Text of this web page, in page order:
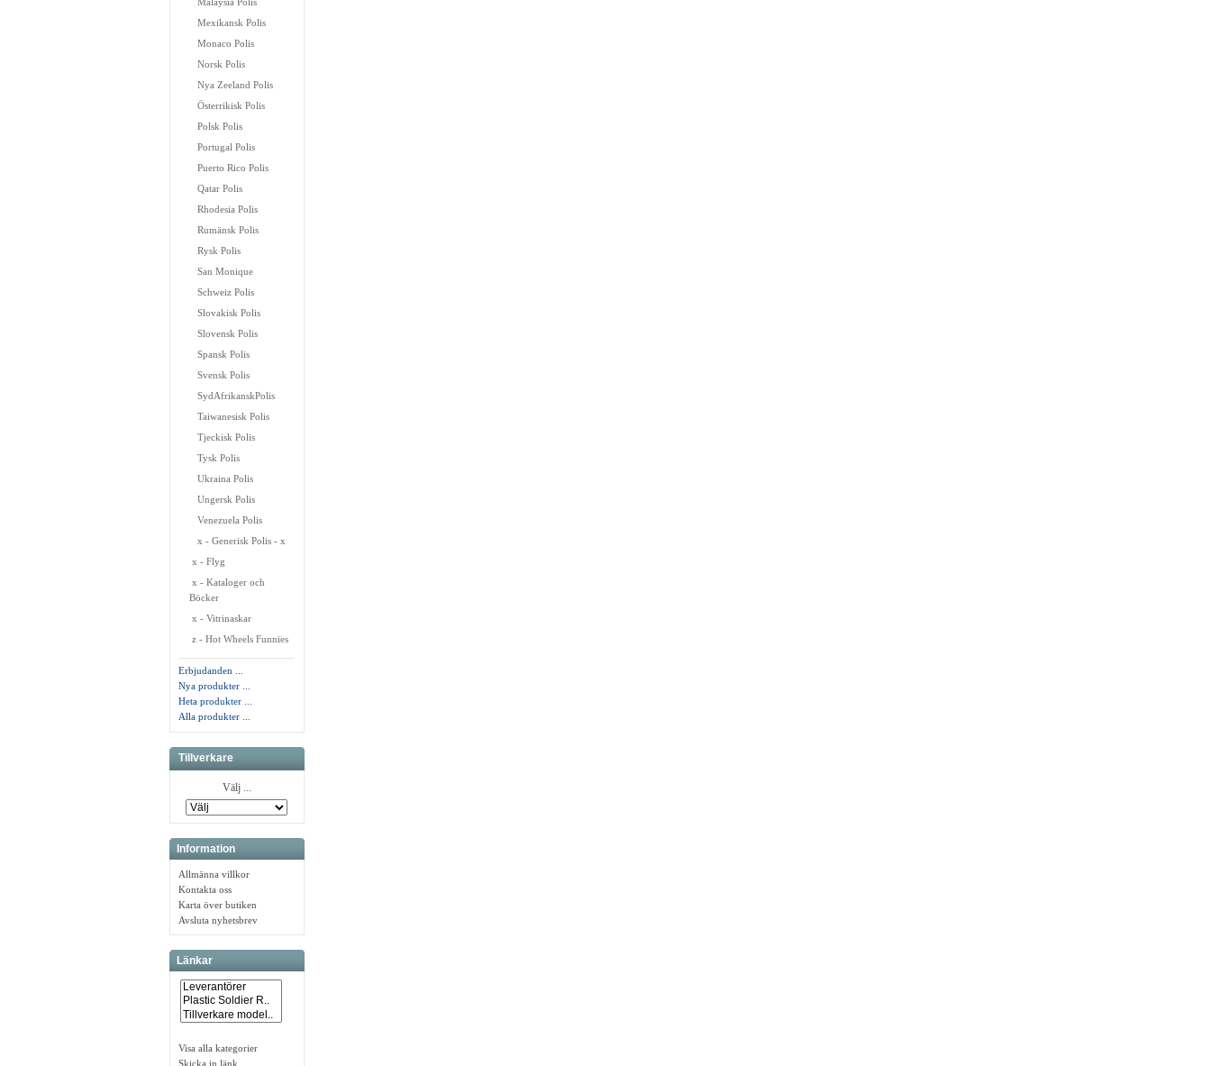
Mexikansk Polis
Monaco Polis
Norsk Polis
Nya Zeeland Polis
Österrikisk Polis
Polsk Polis
Portugal Polis
Puerto Rico Polis
Qatar Polis
Rhodesia Polis
Rumänsk Polis
Rysk Polis
San Monique
Schweiz Polis
Slovakisk Polis
Slovensk Polis
Spansk Polis
Svensk Polis
SydAfrikanskPolis
Taiwanesisk Polis
Tjeckisk Polis
Tysk Polis
Ukraina Polis
Ungersk Polis
Venezuela Polis
x - Generisk Polis - x
x - Flyg
x - Kataloger och
Böcker
x - Vitrinaskar
z - Hot Wheels Funnies
Erbjudanden ...
Nya produkter ...
Heta produkter ...
Alla produkter ...
Tillverkare
Välj ...
Information
Allmänna villkor
Kontakta oss
Karta över butiken
Avsluta nyhetsbrev
Länkar
Visa alla kategorier
Skicka in länk